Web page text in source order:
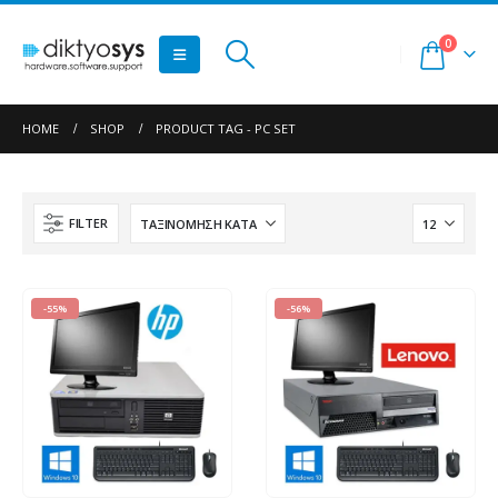
0
HOME SHOP PRODUCT TAG - PC SET
FILTER
-55% -56%